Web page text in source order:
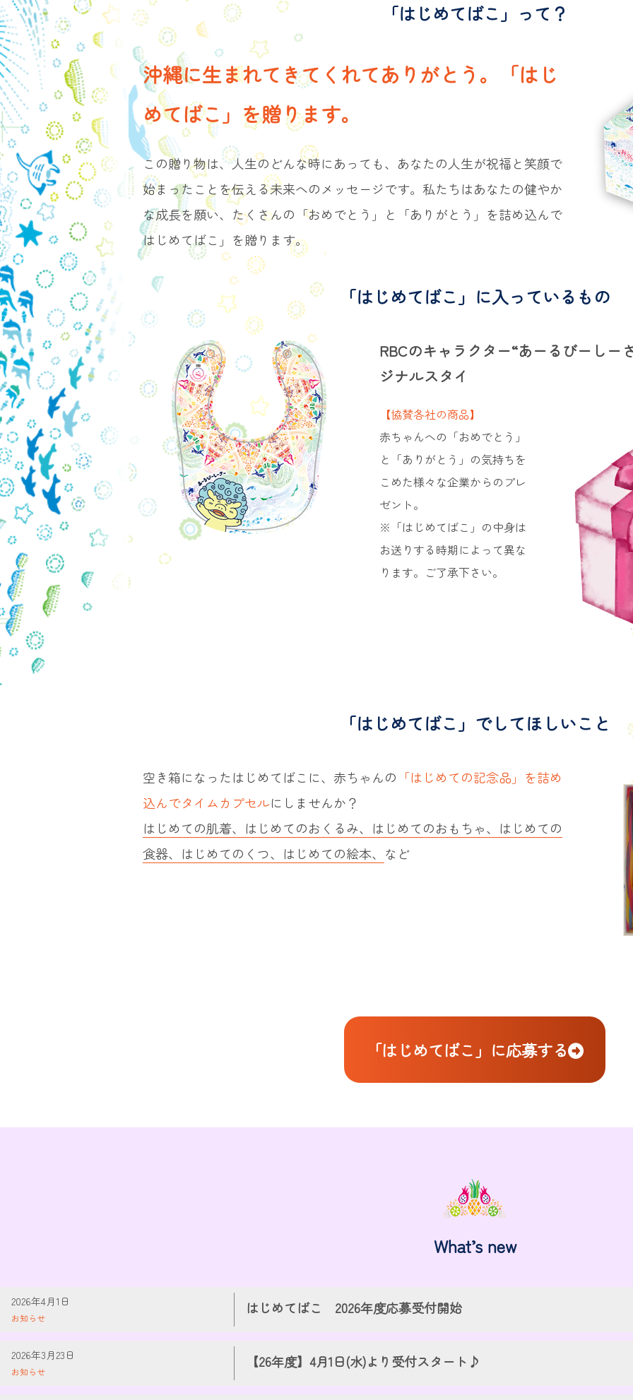
「はじめてばこ」って？
沖縄に生まれてきてくれてありがとう。「はじ
めてばこ」を贈ります。
この贈り物は、人生のどんな時にあっても、あなたの人生が祝福と笑顔で
始まったことを伝える未来へのメッセージです。私たちはあなたの健やか
な成長を願い、たくさんの「おめでとう」と「ありがとう」を詰め込んで
はじめてばこ」を贈ります。
「はじめてばこ」に入っているもの
RBCのキャラクター“あーるびーしー
ジナルスタイ
【協賛各社の商品】
赤ちゃんへの「おめでとう」
と「ありがとう」の気持ちを
こめた様々な企業からのプレ
ゼント。
※「はじめてばこ」の中身は
お送りする時期によって異な
ります。ご了承下さい。
「はじめてばこ」でしてほしいこと
空き箱になったはじめてばこに、赤ちゃんの 「はじめての記念品」を詰め
込んでタイムカプセルにしませんか？
はじめての肌着、はじめてのおくるみ、はじめてのおもちゃ、はじめての
食器、はじめてのくつ、はじめての絵本、 など
「はじめてばこ」に応募する
What’s new
2026年4月1日
WEB
お知らせ
はじめてばこ 2026年度応募受付開始
2026年3月23日
お知らせ
【26年度】4月1日(水)より受付スタート♪